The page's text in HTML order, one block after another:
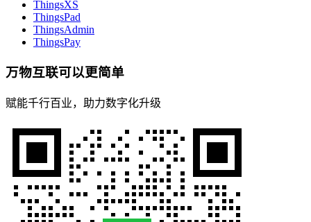
ThingsXS
ThingsPad
ThingsAdmin
ThingsPay
万物互联可以更简单
赋能千行百业，助力数字化升级